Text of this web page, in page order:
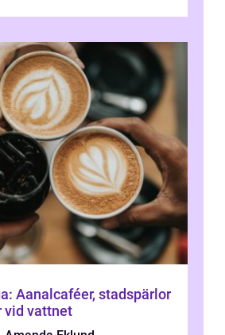
Aanalcaféer, stadspärlor
vid vattnet